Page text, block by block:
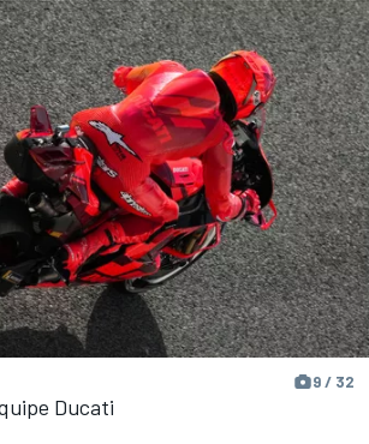
9 / 32
Ducati